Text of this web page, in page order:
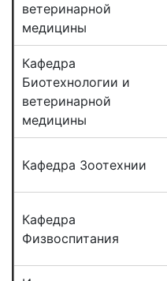
ветеринарной
медицины
Кафедра
Биотехнологии и
ветеринарной
медицины
Кафедра Зоотехнии
Кафедра
Физвоспитания